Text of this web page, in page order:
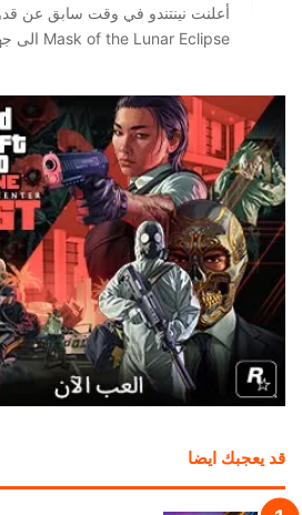
Mask of the Lunar Eclipse الى جهاز السويتش، بعد قرابة…
قد يعجبك ايضا